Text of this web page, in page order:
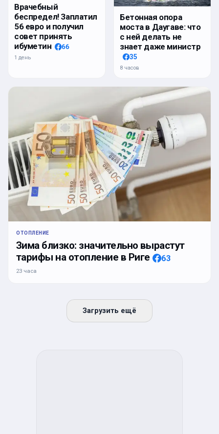
Врачебный
беспредел! Заплатил
56 евро и получил
совет принять
ибуметин
66
1 день
Бетонная опора
моста в Даугаве: что
с ней делать не
знает даже министр
35
8 часов
ОТОПЛЕНИЕ
Зима близко: значительно вырастут
тарифы на отопление в Риге
63
23 часа
Загрузить ещё